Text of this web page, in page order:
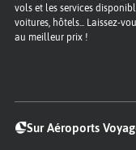
vols et les services
voitures, hôtels... Laissez-
au meilleur prix !
Sur Aéroports